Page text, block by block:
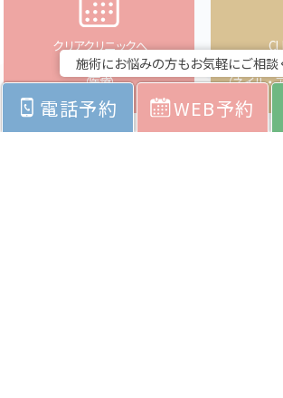
クリアクリニックへ
WEBで予約
（医療）
（ネイル・
施術にお悩みの方もお気軽にご相談
電話予約 WEB予約